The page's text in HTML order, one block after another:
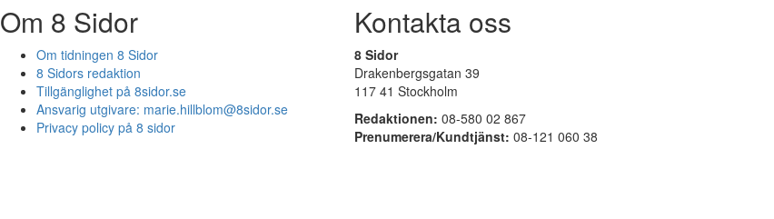
Om 8 Sidor
Om tidningen 8 Sidor
8 Sidors redaktion
Tillgänglighet på 8sidor.se
Ansvarig utgivare: marie.hillblom@8sidor.se
Privacy policy på 8 sidor
Kontakta oss
8 Sidor
Drakenbergsgatan 39
117 41 Stockholm
Redaktionen: 08-580 02 867
Prenumerera/Kundtjänst: 08-121 060 38